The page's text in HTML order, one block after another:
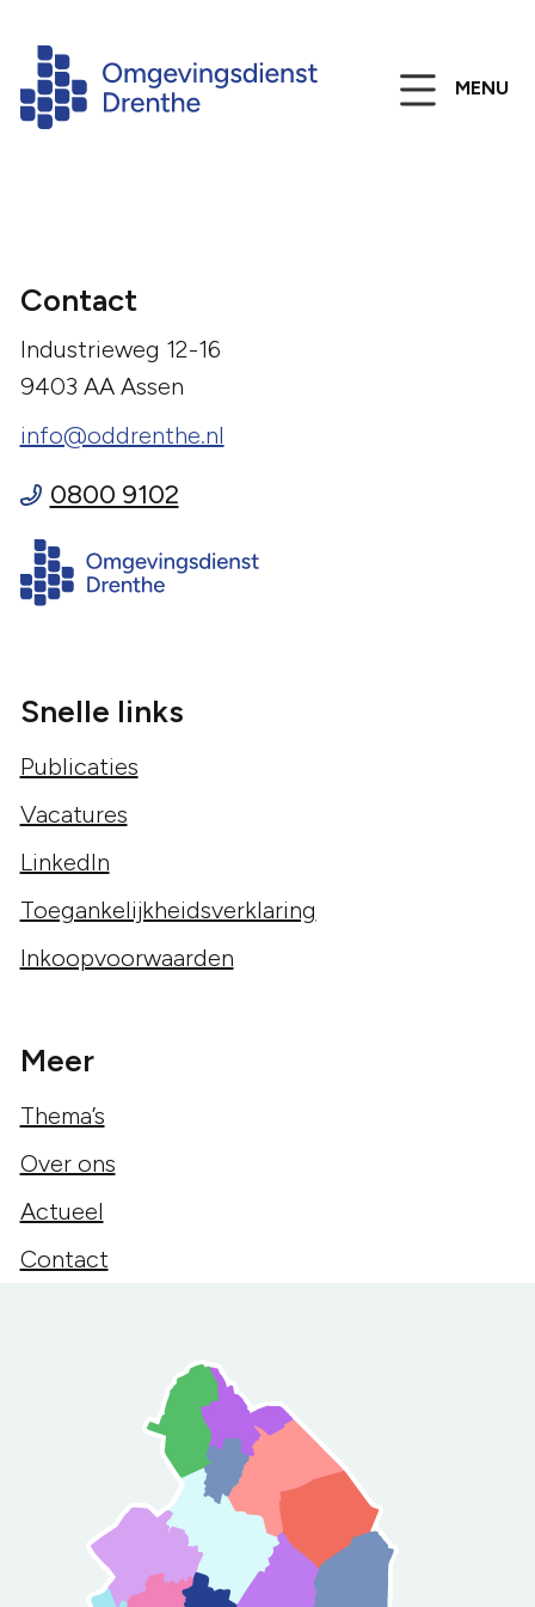
MENU
Contact
Industrieweg 12-16
9403 AA Assen
info@oddrenthe.nl
0800 9102
Snelle links
Publicaties
Vacatures
LinkedIn
Toegankelijkheidsverklaring
Inkoopvoorwaarden
Meer
Thema’s
Over ons
Actueel
Contact